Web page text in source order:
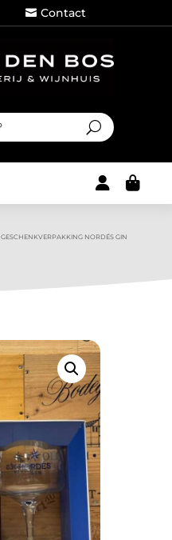
 Contact

GESCHENKVERPAKKING NORDÉS GIN